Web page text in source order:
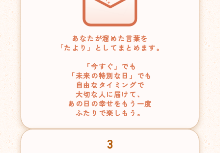
あなたが溜めた言葉を
「たより」としてまとめます。
「今すぐ」でも
「未来の特別な日」でも
自由なタイミングで
大切な人に届けて、
あの日の幸せをもう一度
ふたりで楽しもう。
3